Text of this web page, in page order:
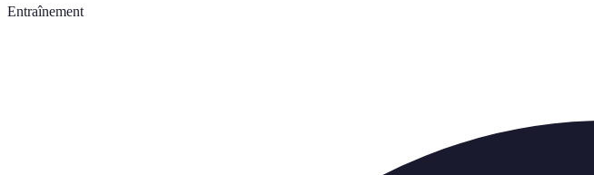
Entraînement